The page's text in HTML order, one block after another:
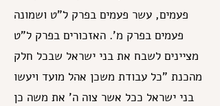
פעמים, עשר פעמים בפרק ל"ט ושמונה
פעמים בפרק מ'. האזכורים בפרק ל"ט
מציינים לשבח את בני ישראל שבכל חלק
מהכנת "כל עבודת משכן אהל מועד ויעשו
בני ישראל ככל אשר צוה ה' את משה כן